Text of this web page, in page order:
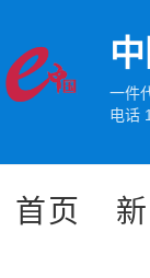
一件
电话
首页